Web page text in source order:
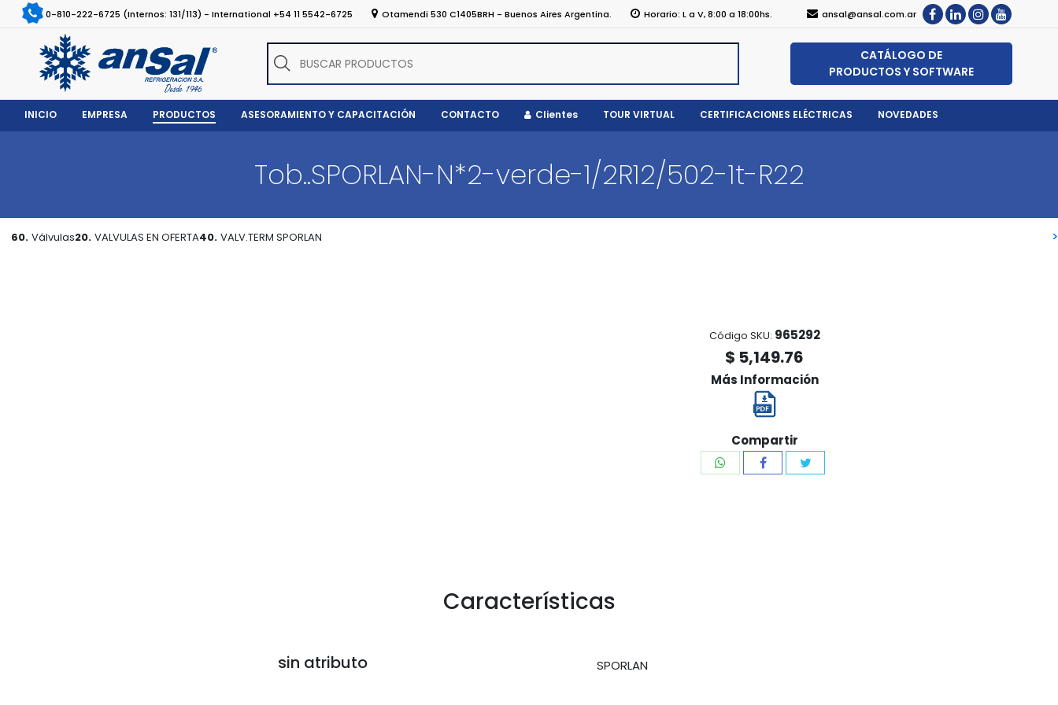
0-810-222-6725 (Internos: 131/113) - International +54 11 5542-6725 Otamendi 530 C1405BRH - Buenos Aires Argentina. Horario: L a V, 8:00 a 18:00hs. ansal@ansal.com.ar
CATÁLOGO DE
PRODUCTOS Y SOFTWARE
INICIO EMPRESA PRODUCTOS ASESORAMIENTO Y CAPACITACIÓN CONTACTO Clientes TOUR VIRTUAL CERTIFICACIONES ELÉCTRICAS NOVEDADES
Tob..SPORLAN-N*2-verde-1/2R12/502-1t-R22
60. Válvulas >
20. VALVULAS EN OFERTA >
40. VALV.TERM SPORLAN
Código SKU: 965292
$ 5,149.76
Más Información
Compartir
Características
sin atributo SPORLAN